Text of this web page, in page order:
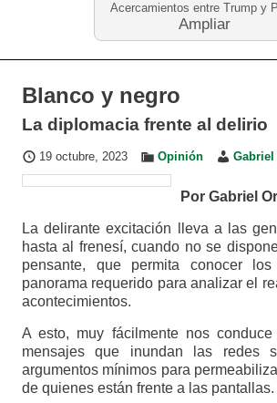
Acercamientos entre Trump y
Ampliar
Blanco y negro
La diplomacia frente al delirio
19 octubre, 2023 Opinión Gabriel
Por Gabriel
La delirante excitación lleva a las
hasta al frenesí, cuando no se
pensante, que permita conocer
panorama requerido para analizar el
acontecimientos.
A esto, muy fácilmente nos
mensajes que inundan las redes
argumentos mínimos para
de quienes están frente a las pantallas.